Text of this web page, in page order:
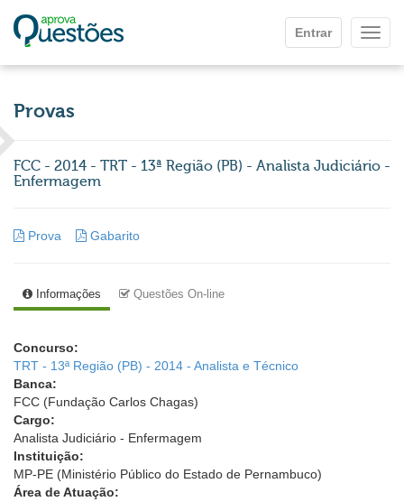
Entrar
Provas
FCC - 2014 - TRT - 13ª Região (PB) - Analista Judiciário -
Enfermagem
Prova Gabarito
Informações Questões On-line
Concurso:
TRT - 13ª Região (PB) - 2014 - Analista e Técnico
Banca:
FCC (Fundação Carlos Chagas)
Cargo:
Analista Judiciário - Enfermagem
Instituição:
MP-PE (Ministério Público do Estado de Pernambuco)
Área de Atuação: